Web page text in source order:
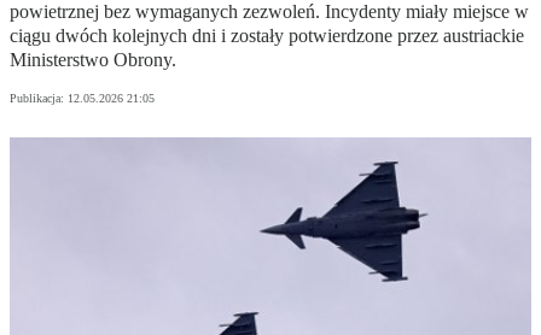
powietrznej bez wymaganych zezwoleń. Incydenty miały miejsce w
ciągu dwóch kolejnych dni i zostały potwierdzone przez austriackie
Ministerstwo Obrony.
Publikacja: 12.05.2026 21:05